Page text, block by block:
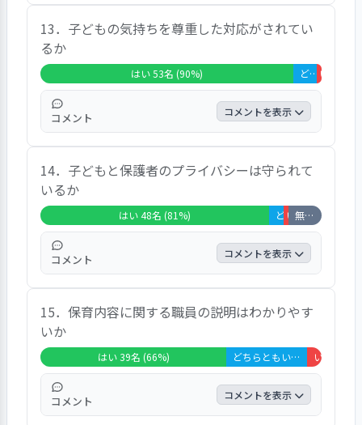
「子ども同士どちらの話もきちんと聞いてく
れているようです。子ども同士の解決を促し
てくださり、子どもの成長にとって大事な事
だと思います。先生によって対応が異なりす
ぎます。相談しましたが、対応して貰えなか
ったことがあします。」などのご意見があ
り、６５％の保護者が「はい」、２５％の保
護者が「どちらともいえない」、５％の保護
者が「いいえ」、５％の保護者が「非該当」
と回答しています。
13．子どもの気持ちを尊重した対応がされてい
るか
はい 53名 (90%) どちらともいえない 5名 (8%) いいえ 1
コメント コメントを表示
「何があったか、どう思ったか、子ども自身
が言えるまでしっかり聞いてくれてそこから
対応をしてくれているようです。先生は子ど
もの意思を尊重して、と言いますが４・５歳
の子どもに決められない事はたくさんあると
思います。」などのご意見があり、９０％の
保護者が「はい」、８％の保護者が「どちら
ともいえない」、２％の保護者が「いいえ」
と回答しています。
14．子どもと保護者のプライバシーは守られて
いるか
はい 48名 (81%) どちらともいえない 3名 (5%)いいえ 1名 (2%)
無回答・非該当 7名 (12%)
コメント コメントを表示
特にご意見はなく、８１％の保護者が「は
い」、５％の保護者が「どちらともいえな
い」、２％の保護者が「いいえ」、１２％の
保護者が「非該当」と回答しています。
15．保育内容に関する職員の説明はわかりやす
いか
はい 39名 (66%) どちらともいえない 17名 (29%)
コメント コメントを表示